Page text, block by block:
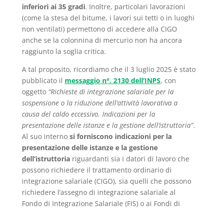
inferiori ai 35 gradi. Inoltre, particolari lavorazioni
(come la stesa del bitume, i lavori sui tetti o in luoghi
non ventilati) permettono di accedere alla CIGO
anche se la colonnina di mercurio non ha ancora
raggiunto la soglia critica.
A tal proposito, ricordiamo che il 3 luglio 2025 è stato
pubblicato il messaggio n°. 2130 dell’INPS, con
oggetto “Richieste di integrazione salariale per la
sospensione o la riduzione dell’attività lavorativa a
causa del caldo eccessivo. Indicazioni per la
presentazione delle istanze e la gestione dell’istruttoria”.
Al suo interno si forniscono indicazioni per la
presentazione delle istanze e la gestione
dell’istruttoriariguardanti sia i datori di lavoro che
possono richiedere il trattamento ordinario di
integrazione salariale (CIGO), sia quelli che possono
richiedere l’assegno di integrazione salariale al
Fondo di Integrazione Salariale (FIS) o ai Fondi di